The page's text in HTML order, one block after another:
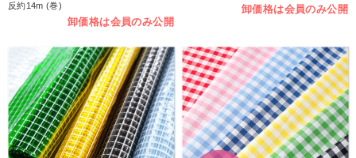
反約14m (巻)
卸価格は会員のみ公開
卸価格は会員のみ公開